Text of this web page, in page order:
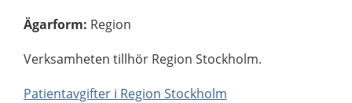
Ägarform: Region
Verksamheten tillhör Region Stockholm.
Patientavgifter i Region Stockholm